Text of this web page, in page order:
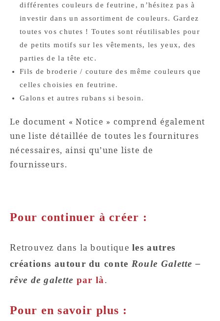
différentes couleurs de feutrine, n’hésitez pas à
investir dans un assortiment de couleurs. Gardez
toutes vos chutes ! Toutes sont réutilisables pour
de petits motifs sur les vêtements, les yeux, des
parties de la tête etc.
Fils de broderie / couture des même couleurs que
celles choisies en feutrine.
Galons et autres rubans si besoin.
Le document « Notice » comprend également
une liste détaillée de toutes les fournitures
nécessaires, ainsi qu’une liste de
fournisseurs.
Pour continuer à créer :
Retrouvez dans la boutique les autres
créations autour du conte Roule Galette –
rêve de galette par là.
Pour en savoir plus :